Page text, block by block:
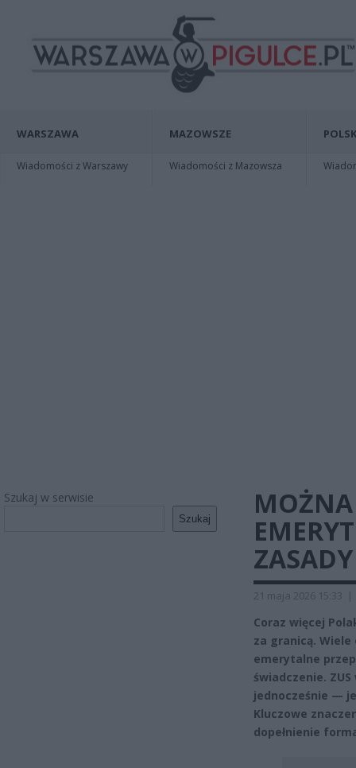
WARSZAWA
Wiadomości z Warszawy
MAZOWSZE
Wiadomości z Mazowsza
Szukaj w serwisie
Szukaj
MOŻNA
21 maja 2026 15:33 |
Coraz więcej
za granicą.
emerytalne
świadczenie.
jednocześnie —
Kluczowe
dopełnienie